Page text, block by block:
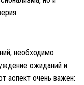
необходимо
ожиданий и
аспект очень важен: